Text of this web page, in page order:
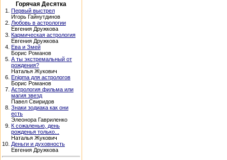
Горячая Десятка
1. Первый выстрел
Игорь Гайнутдинов
2. Любовь в астрологии
Евгения Дружкова
3. Кармическая астрология
Евгения Дружкова
4. Ева и Змей
Борис Романов
5. А ты экстремальный от
рождения?
Наталья Жукович
6. Enigma для астрологов
Борис Романов
7. Астрология фильма или
магия звезд
Павел Свиридов
8. Знаки зодиака как они
есть
Элеонора Гавриленко
9. К сожаленью, день
рожденья только...
Наталья Жукович
10. Деньги и духовность
Евгения Дружкова